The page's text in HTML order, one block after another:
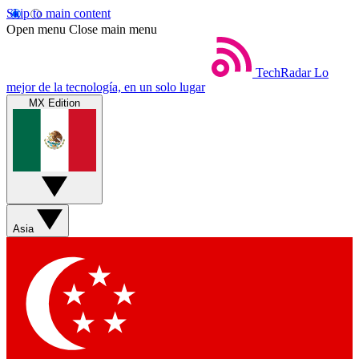
Skip to main content
Open menu Close main menu
TechRadar Lo
mejor de la tecnología, en un solo lugar
MX Edition
Asia